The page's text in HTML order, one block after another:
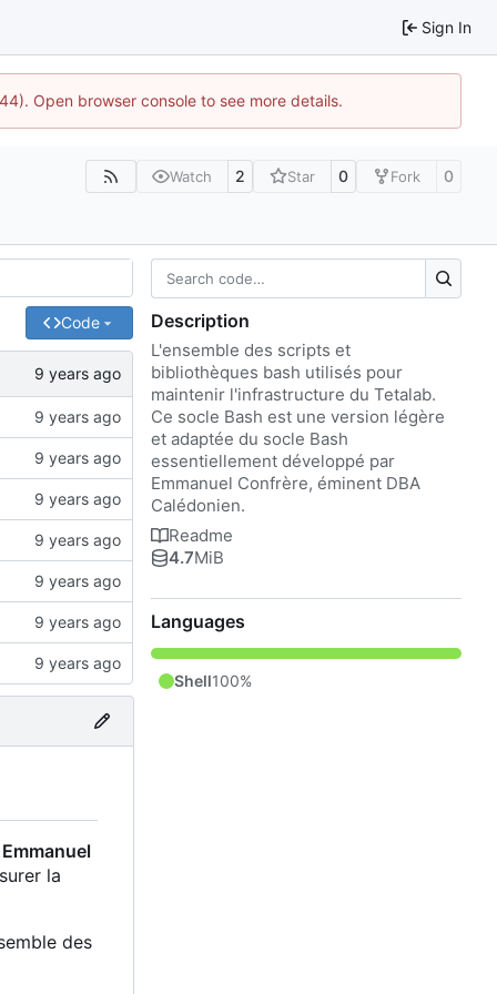
Sign In
Open browser console to see more details.
Watch 2 Star 0 Fork 0
Code
Emmanuel
la
des
Description
L'ensemble des scripts et
bibliothèques bash utilisés pour
maintenir l'infrastructure du Tetalab.
Ce socle Bash est une version légère
et adaptée du socle Bash
essentiellement développé par
Emmanuel Confrère, éminent DBA
Calédonien.
Readme
4.7MiB
Languages
Shell100%